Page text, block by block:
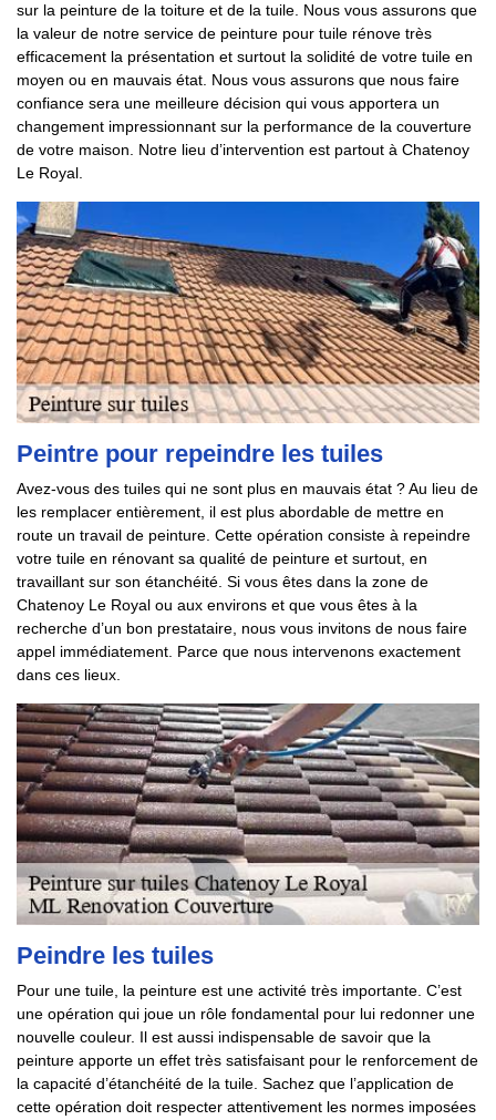
sur la peinture de la toiture et de la tuile. Nous vous assurons que
la valeur de notre service de peinture pour tuile rénove très
efficacement la présentation et surtout la solidité de votre tuile en
moyen ou en mauvais état. Nous vous assurons que nous faire
confiance sera une meilleure décision qui vous apportera un
changement impressionnant sur la performance de la couverture
de votre maison. Notre lieu d’intervention est partout à Chatenoy
Le Royal.
Peintre pour repeindre les tuiles
Avez-vous des tuiles qui ne sont plus en mauvais état ? Au lieu de
les remplacer entièrement, il est plus abordable de mettre en
route un travail de peinture. Cette opération consiste à repeindre
votre tuile en rénovant sa qualité de peinture et surtout, en
travaillant sur son étanchéité. Si vous êtes dans la zone de
Chatenoy Le Royal ou aux environs et que vous êtes à la
recherche d’un bon prestataire, nous vous invitons de nous faire
appel immédiatement. Parce que nous intervenons exactement
dans ces lieux.
Peindre les tuiles
Pour une tuile, la peinture est une activité très importante. C’est
une opération qui joue un rôle fondamental pour lui redonner une
nouvelle couleur. Il est aussi indispensable de savoir que la
peinture apporte un effet très satisfaisant pour le renforcement de
la capacité d’étanchéité de la tuile. Sachez que l’application de
cette opération doit respecter attentivement les normes imposées